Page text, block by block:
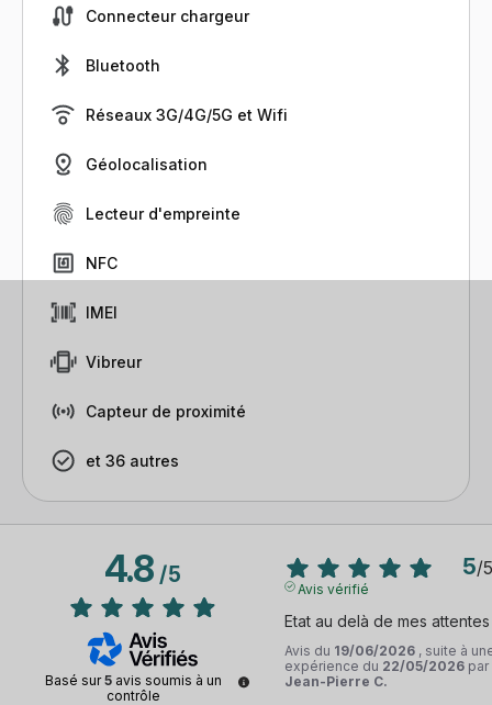
Connecteur chargeur
Bluetooth
Réseaux 3G/4G/5G et Wifi
Géolocalisation
Lecteur d'empreinte
NFC
IMEI
Vibreur
Capteur de proximité
et 36 autres
4.8/5
Basé sur5 avis soumis à un
contrôle
5/5
Avis vérifié
Etat au delà de mes attentes
Avis du 19/06/2026 , suite à
expérience du 22/05/2026 par
Jean-Pierre C.